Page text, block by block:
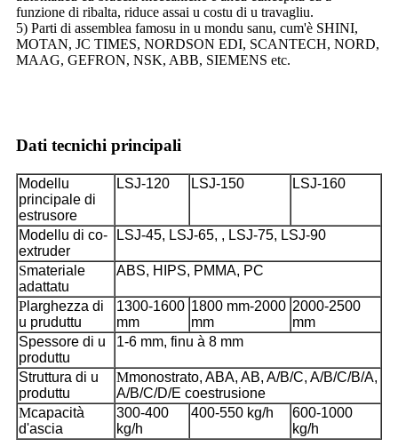
funzione di ribalta, riduce assai u costu di u travagliu.
5) Parti di assemblea famosu in u mondu sanu, cum'è SHINI,
MOTAN, JC TIMES, NORDSON EDI, SCANTECH, NORD,
MAAG, GEFRON, NSK, ABB, SIEMENS etc.
Dati tecnichi principali
Modellu
principale di
estrusore
LSJ-120 LSJ-150 LSJ-160
Modellu di co-
extruder
LSJ-45, LSJ-65, , LSJ-75, LSJ-90
Smateriale
adattatu
ABS, HIPS, PMMA, PC
P larghezza di
u pruduttu
1300-1600
mm
1800 mm-2000
mm
2000-2500
mm
Spessore di u
produttu
1-6 mm, finu à 8 mm
Struttura di u
produttu
Mmonostrato, ABA, AB, A/B/C, A/B/C/B/A,
A/B/C/D/E coestrusione
Mcapacità
d'ascia
300-400
kg/h
400-550 kg/h
600-1000
kg/h